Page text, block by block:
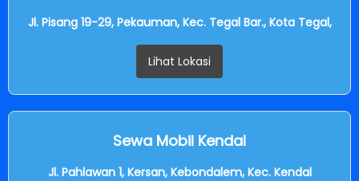
Jl. Pisang 19-29, Pekauman, Kec. Tegal Bar., Kota Tegal,
Lihat Lokasi
Sewa Mobil Kendal
Jl. Pahlawan 1, Kersan, Kebondalem, Kec. Kendal